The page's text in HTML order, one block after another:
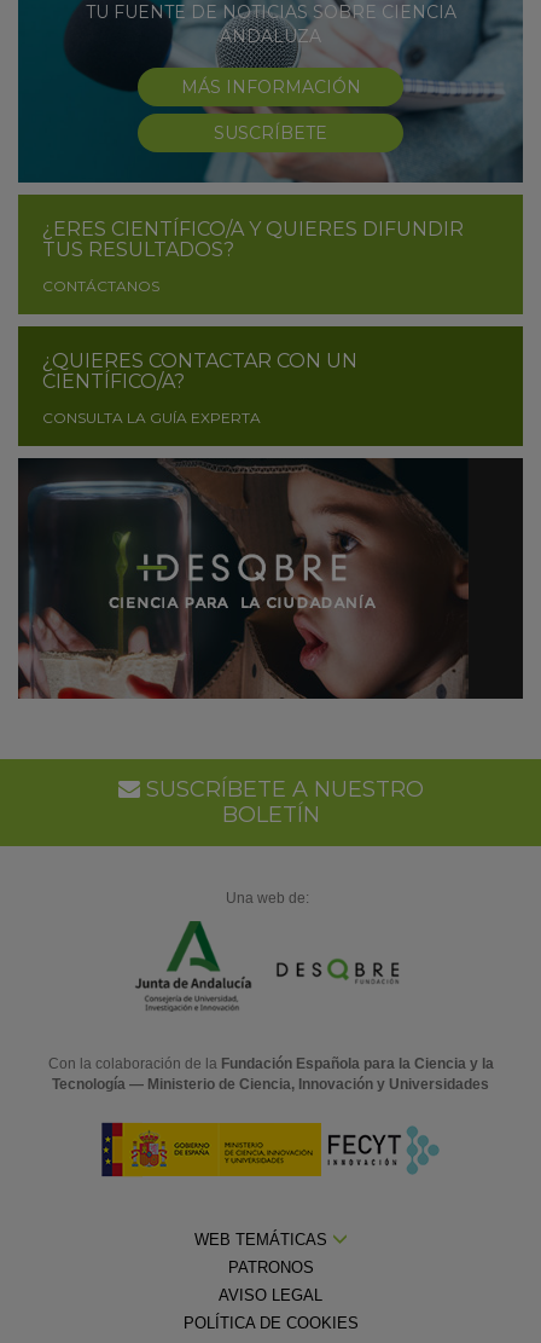
TU FUENTE DE NOTICIAS SOBRE CIENCIA
ANDALUZA
MÁS INFORMACIÓN
SUSCRÍBETE
¿ERES CIENTÍFICO/A Y QUIERES DIFUNDIR
TUS RESULTADOS?
CONTÁCTANOS
¿QUIERES CONTACTAR CON UN
CIENTÍFICO/A?
CONSULTA LA GUÍA EXPERTA
SUSCRÍBETE A NUESTRO
BOLETÍN
Una web de:
Con la colaboración de la Fundación Española para la Ciencia y la
Tecnología — Ministerio de Ciencia, Innovación y Universidades
WEB TEMÁTICAS
PATRONOS
AVISO LEGAL
POLÍTICA DE COOKIES